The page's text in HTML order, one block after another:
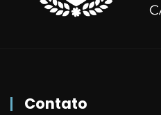
Contato